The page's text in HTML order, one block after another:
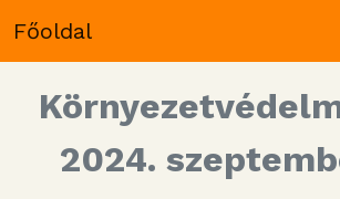
Főoldal
2024.